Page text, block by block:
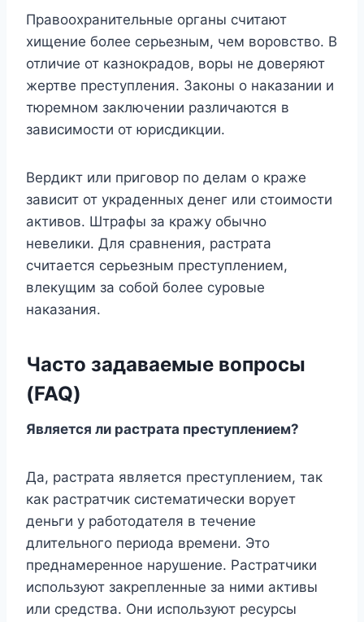
Правоохранительные органы считают
хищение более серьезным, чем воровство. В
отличие от казнокрадов, воры не доверяют
жертве преступления. Законы о наказании и
тюремном заключении различаются в
зависимости от юрисдикции.
Вердикт или приговор по делам о краже
зависит от украденных денег или стоимости
активов. Штрафы за кражу обычно
невелики. Для сравнения, растрата
считается серьезным преступлением,
влекущим за собой более суровые
наказания.
Часто задаваемые вопросы
(FAQ)
Является ли растрата преступлением?
Да, растрата является преступлением, так
как растратчик систематически ворует
деньги у работодателя в течение
длительного периода времени. Это
преднамеренное нарушение. Растратчики
используют закрепленные за ними активы
или средства. Они используют ресурсы